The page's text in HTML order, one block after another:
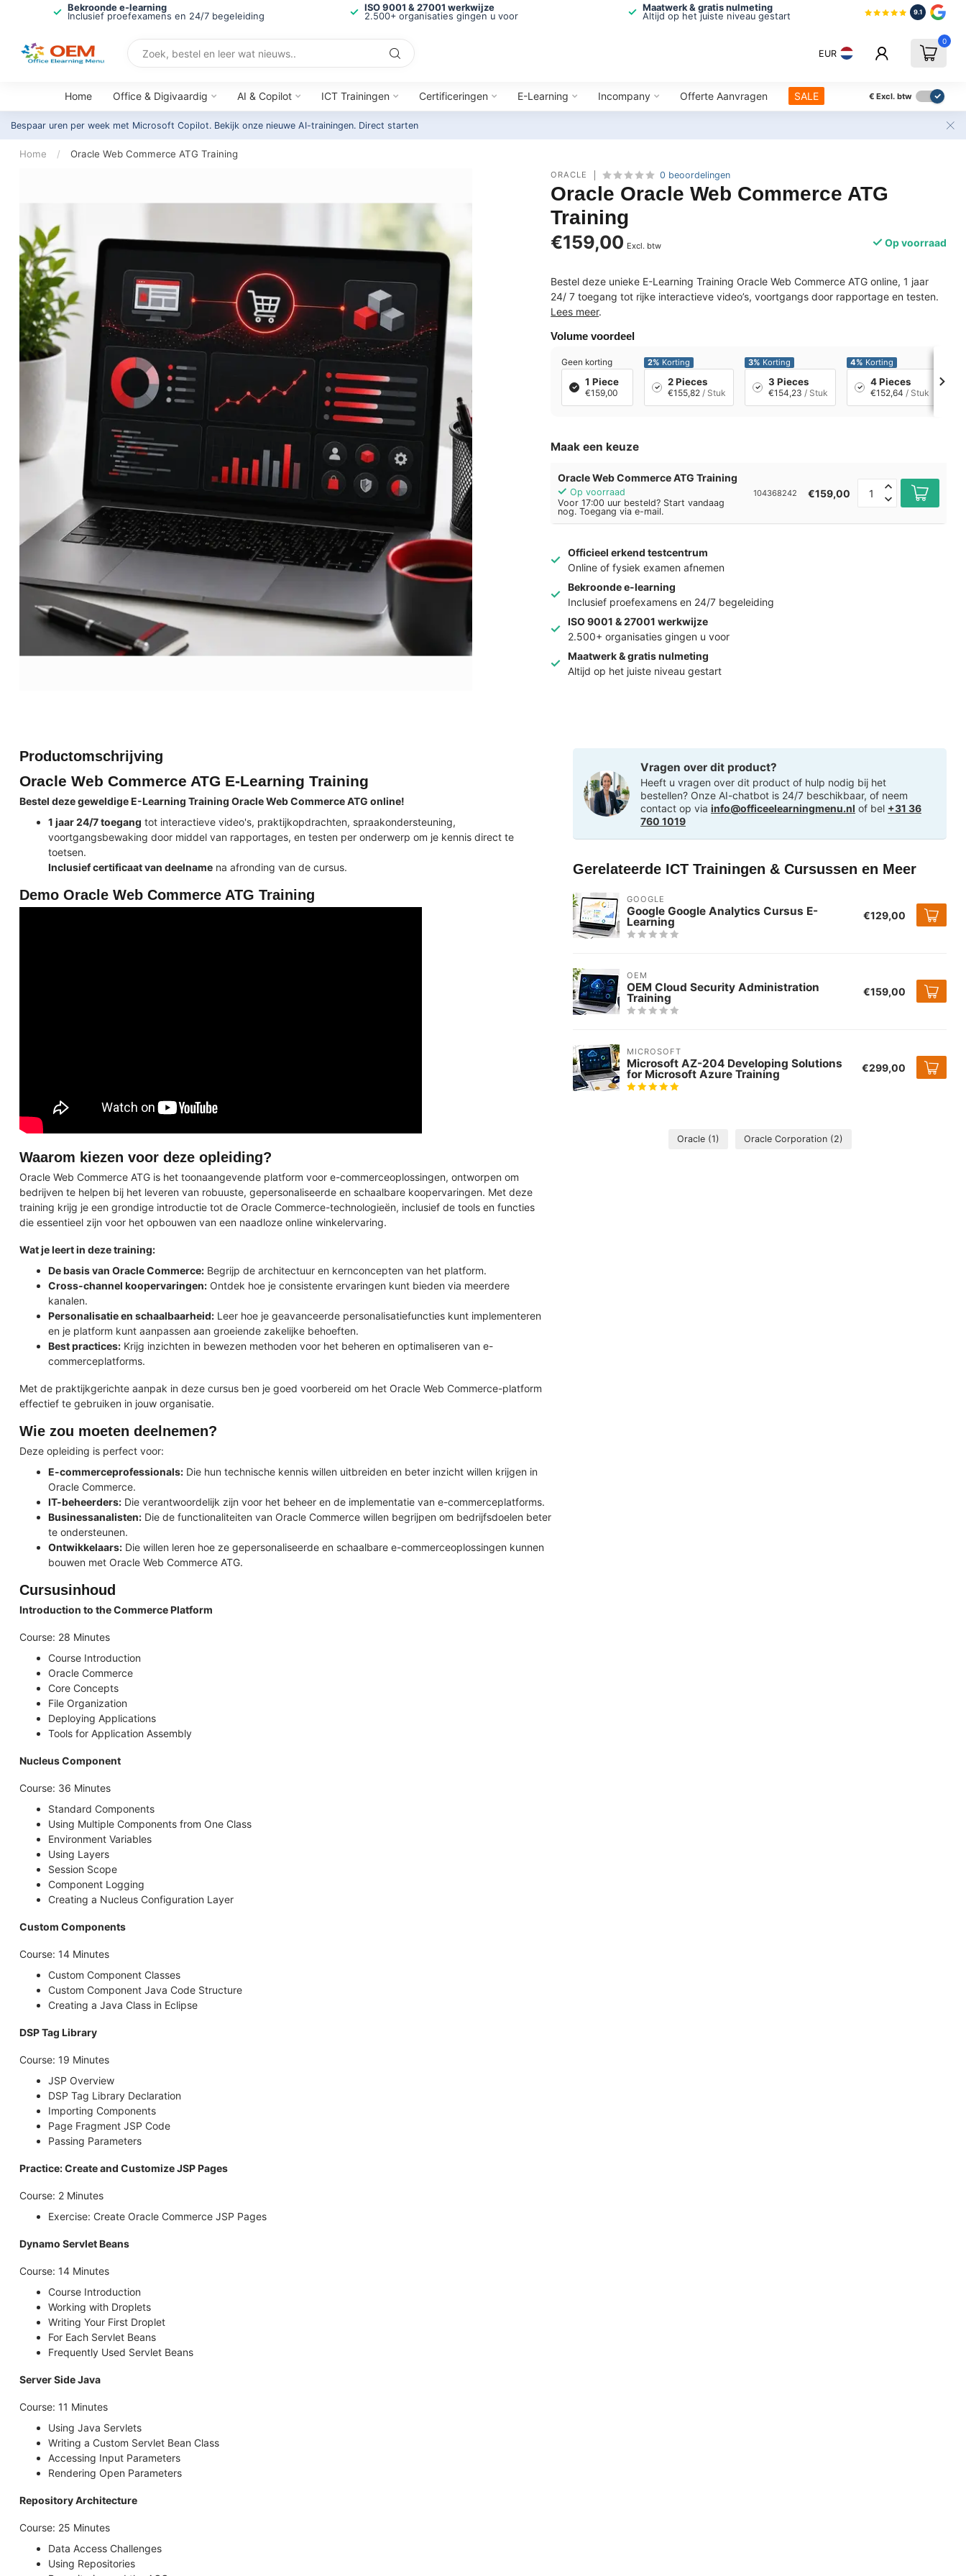
Bekroonde e-learning
Inclusief proefexamens en 24/7 begeleiding
ISO 9001 & 27001 werkwijze
2.500+ organisaties gingen u voor
Maatwerk & gratis nulmeting
Altijd op het juiste niveau gestart
9.1
EUR
0
Home Office & Digivaardig AI & Copilot ICT Trainingen Certificeringen E-Learning Incompany Offerte Aanvragen SALE € Excl. btw
Bespaar uren per week met Microsoft Copilot. Bekijk onze nieuwe AI-trainingen. Direct starten
Home / Oracle Web Commerce ATG Training
ORACLE 0 beoordelingen
Oracle Oracle Web Commerce ATG
Training
€159,00 Excl. btw Op voorraad
Bestel deze unieke E-Learning Training Oracle Web Commerce ATG online, 1 jaar
24/ 7 toegang tot rijke interactieve video’s, voortgangs door rapportage en testen.
Lees meer.
Volume voordeel
Geen korting
1 Piece
€159,00
2% Korting
2 Pieces
€155,82 / Stuk
3% Korting
3 Pieces
€154,23 / Stuk
4% Korting
4 Pieces
€152,64 / Stuk
Maak een keuze
Oracle Web Commerce ATG Training
Op voorraad
Voor 17:00 uur besteld? Start vandaag
nog. Toegang via e-mail.
104368242 €159,00
Officieel erkend testcentrum
Online of fysiek examen afnemen
Bekroonde e-learning
Inclusief proefexamens en 24/7 begeleiding
ISO 9001 & 27001 werkwijze
2.500+ organisaties gingen u voor
Maatwerk & gratis nulmeting
Altijd op het juiste niveau gestart
Productomschrijving
Oracle Web Commerce ATG E-Learning Training
Bestel deze geweldige E-Learning Training Oracle Web Commerce ATG online!
1 jaar 24/7 toegang tot interactieve video's, praktijkopdrachten, spraakondersteuning,
voortgangsbewaking door middel van rapportages, en testen per onderwerp om je kennis direct te
toetsen.
Inclusief certificaat van deelname na afronding van de cursus.
Demo Oracle Web Commerce ATG Training
Waarom kiezen voor deze opleiding?
Oracle Web Commerce ATG is het toonaangevende platform voor e-commerceoplossingen, ontworpen om
bedrijven te helpen bij het leveren van robuuste, gepersonaliseerde en schaalbare koopervaringen. Met deze
training krijg je een grondige introductie tot de Oracle Commerce-technologieën, inclusief de tools en functies
die essentieel zijn voor het opbouwen van een naadloze online winkelervaring.
Wat je leert in deze training:
De basis van Oracle Commerce: Begrijp de architectuur en kernconcepten van het platform.
Cross-channel koopervaringen: Ontdek hoe je consistente ervaringen kunt bieden via meerdere
kanalen.
Personalisatie en schaalbaarheid: Leer hoe je geavanceerde personalisatiefuncties kunt implementeren
en je platform kunt aanpassen aan groeiende zakelijke behoeften.
Best practices: Krijg inzichten in bewezen methoden voor het beheren en optimaliseren van e-
commerceplatforms.
Met de praktijkgerichte aanpak in deze cursus ben je goed voorbereid om het Oracle Web Commerce-platform
effectief te gebruiken in jouw organisatie.
Wie zou moeten deelnemen?
Deze opleiding is perfect voor:
E-commerceprofessionals: Die hun technische kennis willen uitbreiden en beter inzicht willen krijgen in
Oracle Commerce.
IT-beheerders: Die verantwoordelijk zijn voor het beheer en de implementatie van e-commerceplatforms.
Businessanalisten: Die de functionaliteiten van Oracle Commerce willen begrijpen om bedrijfsdoelen beter
te ondersteunen.
Ontwikkelaars: Die willen leren hoe ze gepersonaliseerde en schaalbare e-commerceoplossingen kunnen
bouwen met Oracle Web Commerce ATG.
Cursusinhoud
Introduction to the Commerce Platform
Course: 28 Minutes
Course Introduction
Oracle Commerce
Core Concepts
File Organization
Deploying Applications
Tools for Application Assembly
Nucleus Component
Course: 36 Minutes
Standard Components
Using Multiple Components from One Class
Environment Variables
Using Layers
Session Scope
Component Logging
Creating a Nucleus Configuration Layer
Custom Components
Course: 14 Minutes
Custom Component Classes
Custom Component Java Code Structure
Creating a Java Class in Eclipse
DSP Tag Library
Course: 19 Minutes
JSP Overview
DSP Tag Library Declaration
Importing Components
Page Fragment JSP Code
Passing Parameters
Practice: Create and Customize JSP Pages
Course: 2 Minutes
Exercise: Create Oracle Commerce JSP Pages
Dynamo Servlet Beans
Course: 14 Minutes
Course Introduction
Working with Droplets
Writing Your First Droplet
For Each Servlet Beans
Frequently Used Servlet Beans
Server Side Java
Course: 11 Minutes
Using Java Servlets
Writing a Custom Servlet Bean Class
Accessing Input Parameters
Rendering Open Parameters
Repository Architecture
Course: 25 Minutes
Data Access Challenges
Using Repositories
Vragen over dit product?
Heeft u vragen over dit product of hulp nodig bij het
bestellen? Onze AI-chatbot is 24/7 beschikbaar, of neem
contact op via info@officeelearningmenu.nl of bel +31 36
760 1019
Gerelateerde ICT Trainingen & Cursussen en Meer
GOOGLE
Google Google Analytics Cursus E-
Learning €129,00
OEM
OEM Cloud Security Administration
Training €159,00
MICROSOFT
Microsoft AZ-204 Developing Solutions
for Microsoft Azure Training €299,00
Oracle (1) Oracle Corporation (2)